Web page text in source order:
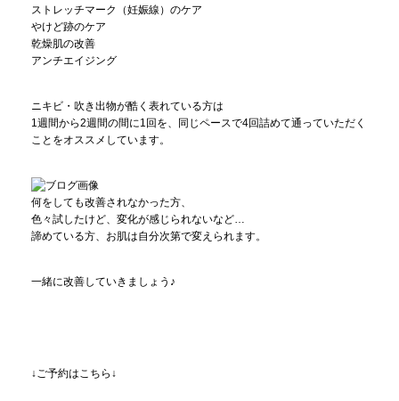
ストレッチマーク（妊娠線）のケア
やけど跡のケア
乾燥肌の改善
アンチエイジング
ニキビ・吹き出物が酷く表れている方は
1週間から2週間の間に1回を、同じペースで4回詰めて通っていただく
ことをオススメしています。
何をしても改善されなかった方、
色々試したけど、変化が感じられないなど…
諦めている方、お肌は自分次第で変えられます。
一緒に改善していきましょう♪
↓ご予約はこちら↓